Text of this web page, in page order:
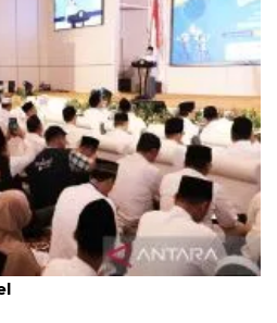
Muharam sebagai Lebaran